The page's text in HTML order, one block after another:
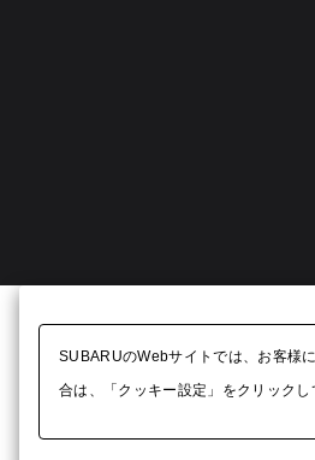
SUBARUのWebサイトでは、お客様
合は、「クッキー設定」をクリックし